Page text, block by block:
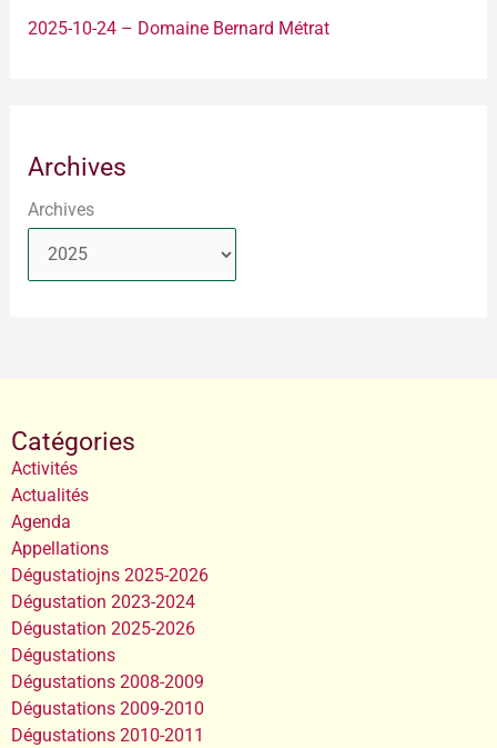
2025-10-24 – Domaine Bernard Métrat
Archives
Archives
Catégories
Activités
Actualités
Agenda
Appellations
Dégustatiojns 2025-2026
Dégustation 2023-2024
Dégustation 2025-2026
Dégustations
Dégustations 2008-2009
Dégustations 2009-2010
Dégustations 2010-2011